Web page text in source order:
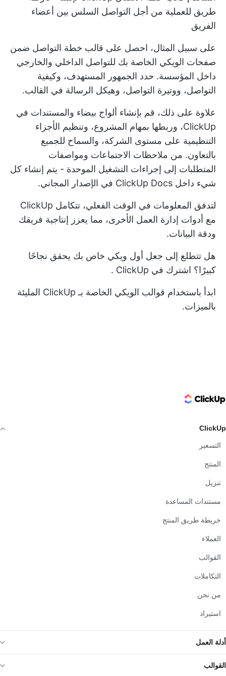
طريق للعملية من أجل التواصل السلس بين أعضاء
الفريق
على سبيل المثال، احصل على قالب خطة التواصل ضمن
صفحات الويكي الخاصة بك للتواصل الداخلي والخارجي
داخل المؤسسة. حدد الجمهور المستهدف، وكيفية
التواصل، ووتيرة التواصل، وهيكل الرسالة في القالب.
علاوة على ذلك، قم بإنشاء ألواح بيضاء والمستندات في
ClickUp، وربطها بمهام المشروع، وتنظيم الأجزاء
التنظيمية على مستوى الشركة، والسماح للجميع
بالتعاون. من ملاحظات الاجتماعات ومواصفات
المتطلبات إلى إجراءات التشغيل الموحدة - يتم إنشاء كل
شيء داخل ClickUp Docs في الإصدار المجاني.
لتدفق المعلومات في الوقت الفعلي، تتكامل ClickUp
مع أدوات إدارة العمل الأخرى، مما يعزز إنتاجية فريقك
ودقة البيانات.
هل تتطلع إلى جعل أول ويكي خاص بك يحقق نجاحًا
كبيرًا؟ اشترك في ClickUp .
ابدأ باستخدام قوالب الويكي الخاصة بـ ClickUp المليئة
بالميزات.
ClickUp Logo
ClickUp
التسعير
المنتج
تنزيل
مستندات المساعدة
خريطة طريق المنتج
العملاء
القوالب
التكاملات
من نحن
استيراد
أدلة العمل
القوالب